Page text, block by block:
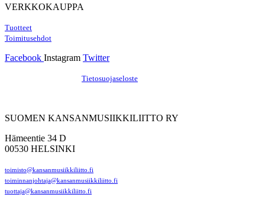
VERKKOKAUPPA
Tuotteet
Toimitusehdot
Facebook Instagram Twitter
Tietosuojaseloste
SUOMEN KANSANMUSIIKKILIITTO RY
Hämeentie 34 D
00530 HELSINKI
toimisto@kansanmusiikkiliitto.fi
toiminnanjohtaja@kansanmusiikkiliitto.fi
tuottaja@kansanmusiikkiliitto.fi